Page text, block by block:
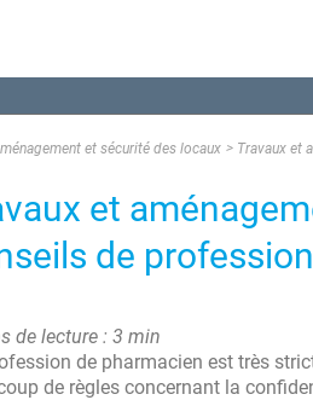
et sécurité des locaux Travaux et
et
de
de lecture : 3 min
de pharmacien est très
de règles concernant la